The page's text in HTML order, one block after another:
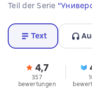
Teil der Serie
Text
4,7
357
bewertungen